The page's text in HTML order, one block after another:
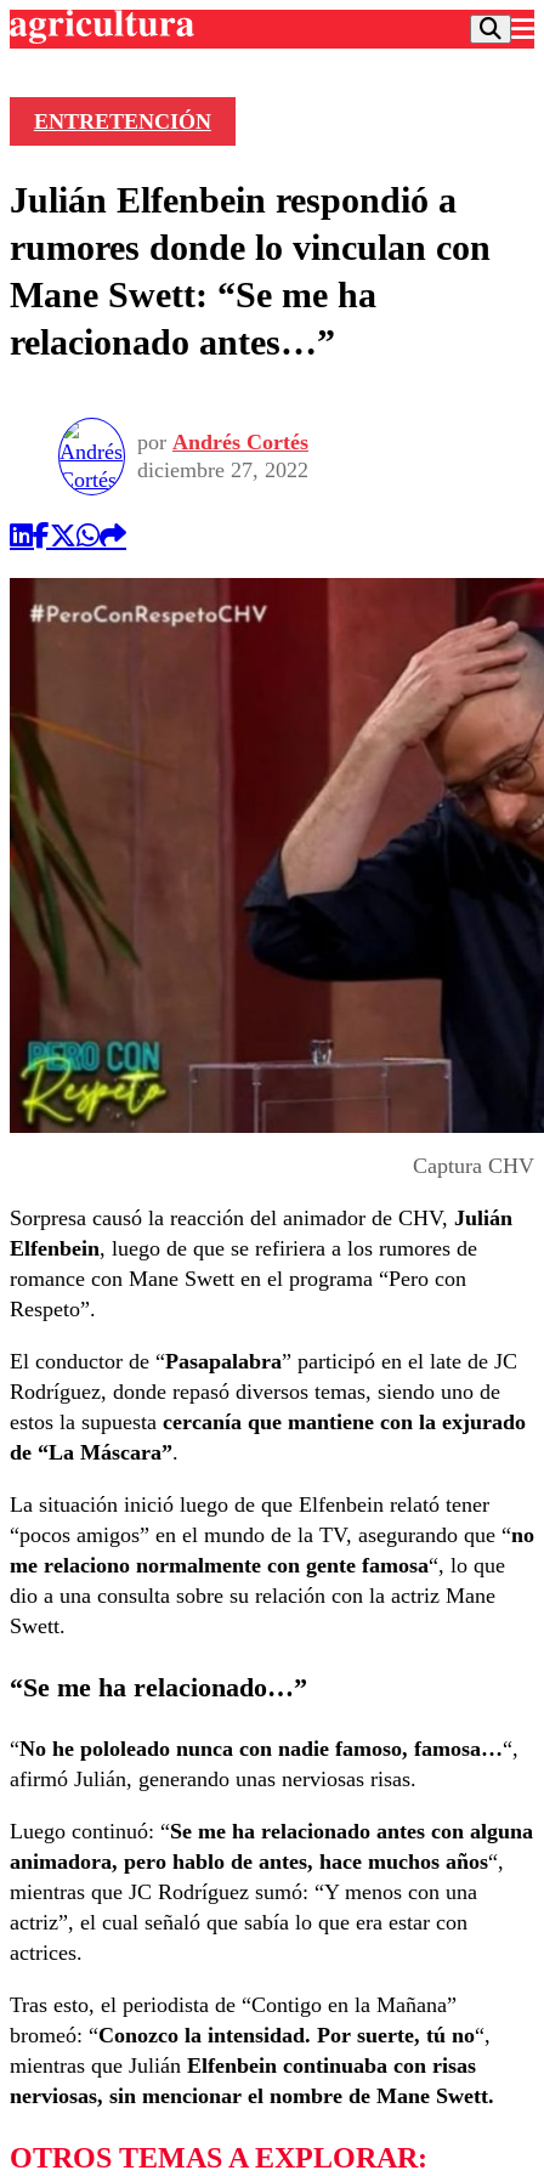
Frecuencias
Agricultura TV
Deportes
Colo Colo
Motor
Torneo Internacional
Torneo Nacional
Entretención
Noticias
Internacional
Nacional
Vida Social
Programas
Comercial
ENTRETENCIÓN
Julián Elfenbein respondió a
rumores donde lo vinculan con
Mane Swett: “Se me ha
relacionado antes…”
por Andrés Cortés
diciembre 27, 2022
Captura CHV
Sorpresa causó la reacción del animador de CHV, Julián
Elfenbein, luego de que se refiriera a los rumores de
romance con Mane Swett en el programa “Pero con
Respeto”.
El conductor de “Pasapalabra” participó en el late de JC
Rodríguez, donde repasó diversos temas, siendo uno de
estos la supuesta cercanía que mantiene con la exjurado
de “La Máscara”.
La situación inició luego de que Elfenbein relató tener
“pocos amigos” en el mundo de la TV, asegurando que “no
me relaciono normalmente con gente famosa“, lo que
dio a una consulta sobre su relación con la actriz Mane
Swett.
“Se me ha relacionado…”
“No he pololeado nunca con nadie famoso, famosa…“,
afirmó Julián, generando unas nerviosas risas.
Luego continuó: “Se me ha relacionado antes con alguna
animadora, pero hablo de antes, hace muchos años“,
mientras que JC Rodríguez sumó: “Y menos con una
actriz”, el cual señaló que sabía lo que era estar con
actrices.
Tras esto, el periodista de “Contigo en la Mañana”
bromeó: “Conozco la intensidad. Por suerte, tú no“,
mientras que Julián Elfenbein continuaba con risas
nerviosas, sin mencionar el nombre de Mane Swett.
OTROS TEMAS A EXPLORAR: